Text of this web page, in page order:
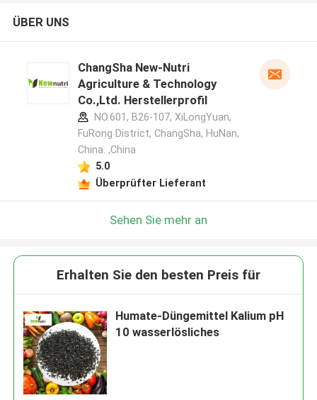
ÜBER UNS
ChangSha New-Nutri
Agriculture & Technology
Co.,Ltd. Herstellerprofil
NO.601, B26-107, XiLongYuan,
FuRong District, ChangSha, HuNan,
China. ,China
5.0
Überprüfter Lieferant
Sehen Sie mehr an
Erhalten Sie den besten Preis für
Humate-Düngemittel Kalium pH
10 wasserlösliches